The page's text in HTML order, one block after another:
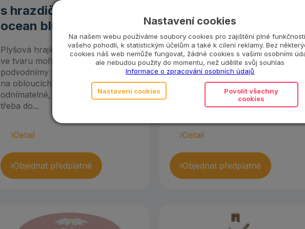
s hrazdičkou
ocean blue
Plyšová hrající deka s hrazdičkou
ve tvaru mořské mušle s
podvodnímy zvířátky zavěšenými
na obloucích. Hračky jsou
odnímatelné, takže si je můžete vzít
třeba do...
Detail
Objednat předplatné
ocean mint
Plyšová hrající deka s hrazdičkou
ve tvaru mořské mušle s
podvodnímy zvířátky zavěšenými
na obloucích. Hračky jsou
odnímatelné, takže si je můžete vzít
třeba do...
Detail
Objednat předplatné
Nastavení cookies
Na našem webu používáme soubory cookies pro zajištění plné
vašeho pohodlí, k statistickým účelům a také k cílení reklamy. Bez
cookies náš web nemůže fungovat, žádné cookies s vašimi osobními
ale nebudou použity do momentu, než udělíte svůj souhlas
Informace o zpracování osobních údajů
Nastavení cookies
Povolit všechny
cookies